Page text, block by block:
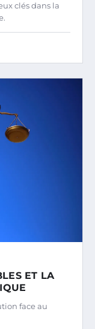
clés dans la
ET LA
face au